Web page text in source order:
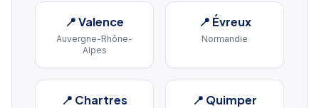
📍Valence
Auvergne-Rhône-
Alpes
📍 Évreux
Normandie
📍 Chartres 📍 Quimper